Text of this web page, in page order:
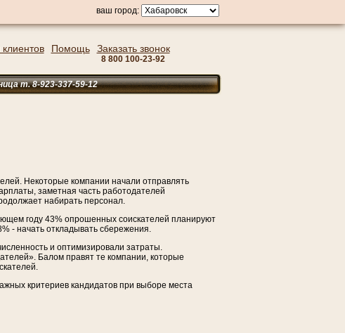
ваш город:
Помощь Заказать звонок
8 800 100-23-92
т. 8-923-337-59-12
Некоторые компании начали отправлять
заметная часть работодателей
набирать персонал.
году 43% опрошенных соискателей планируют
- начать откладывать сбережения.
и оптимизировали затраты.
Балом правят те компании, которые
критериев кандидатов при выборе места